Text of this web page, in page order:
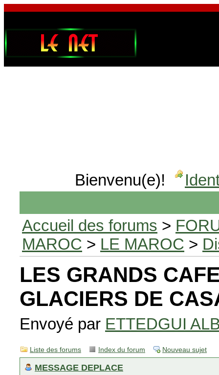
Bienvenu(e)!
Accueil des forums >
MAROC > LE MAROC >
LES GRANDS
GLACIERS DE
Envoyé par ETTEDGUI
Liste des forums Index du forum Nouveau sujet
MESSAGE DEPLACE